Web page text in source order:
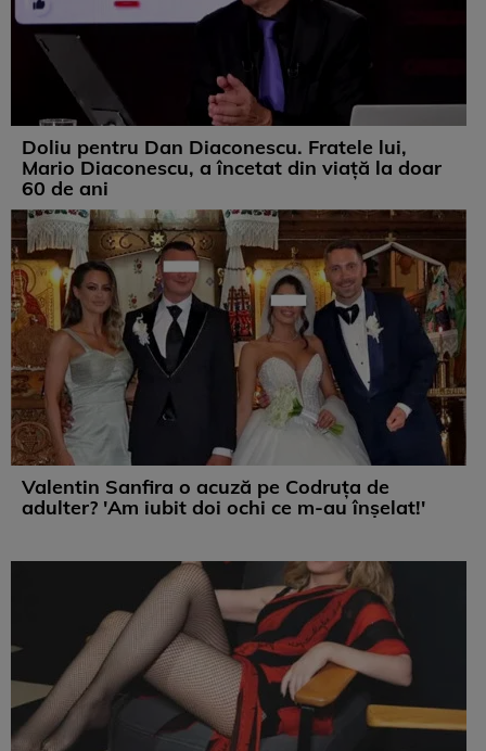
Doliu pentru Dan Diaconescu. Fratele lui,
Mario Diaconescu, a încetat din viață la doar
60 de ani
Valentin Sanfira o acuză pe Codruța de
adulter? 'Am iubit doi ochi ce m-au înșelat!'